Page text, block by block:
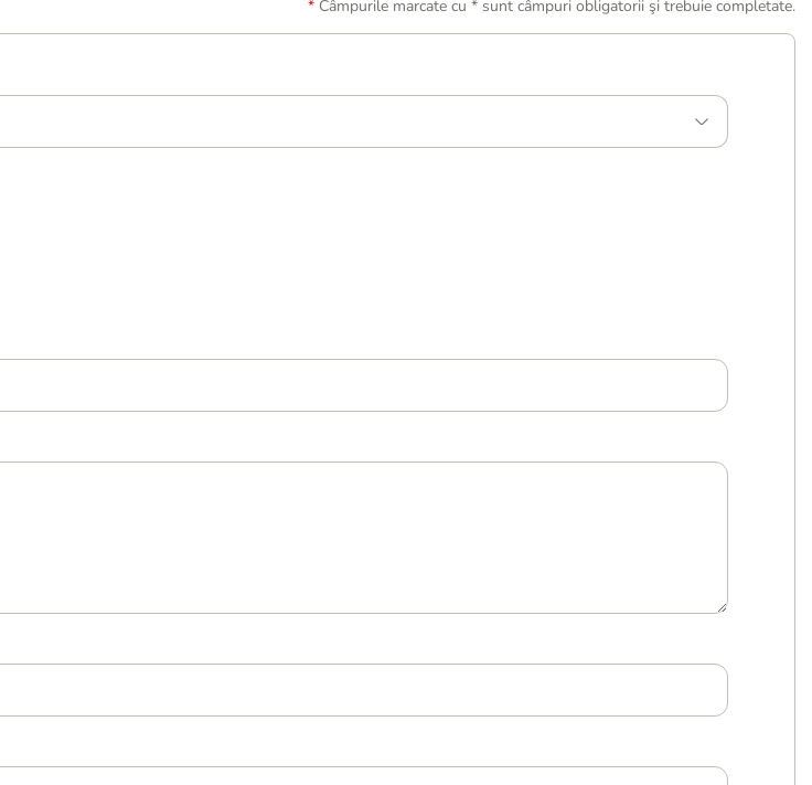
Câmpurile marcate cu * sunt câmpuri obligatorii şi trebuie completate.